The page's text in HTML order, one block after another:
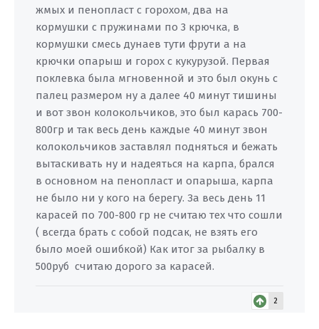
жмых и пенопласт с горохом, два на
кормушки с пружинами по 3 крючка, в
кормушки смесь дунаев тути фрути а на
крючки опарыш и горох с кукурузой. Первая
поклевка была мгновенной и это был окунь с
палец размером ну а далее 40 минут тишины
и вот звон колокольчиков, это был карась 700-
800гр и так весь день каждые 40 минут звон
колокольчиков заставлял подняться и бежать
вытаскивать ну и надеяться на карпа, брался
в основном на пенопласт и опарыша, карпа
не было ни у кого на берегу. За весь день 11
карасей по 700-800 гр не считаю тех что сошли
( всегда брать с собой подсак, не взять его
было моей ошибкой) Как итог за рыбалку в
500руб считаю дорого за карасей.
2